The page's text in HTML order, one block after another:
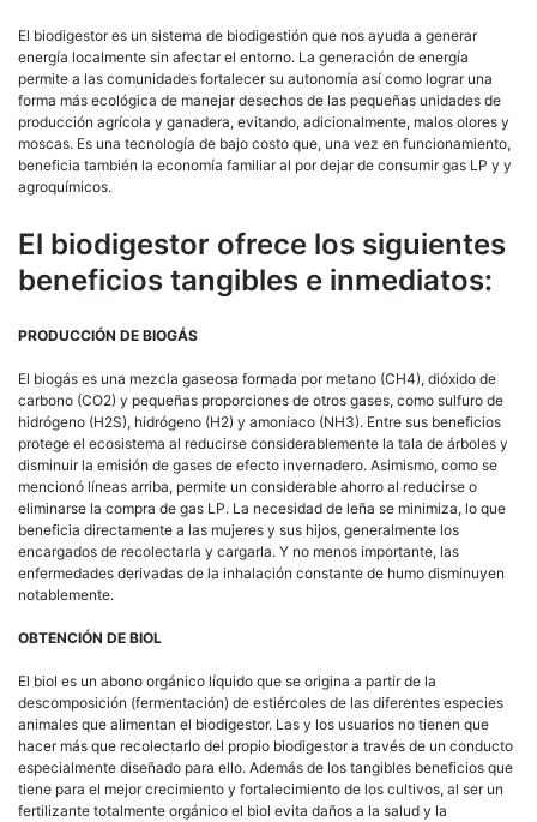
El biodigestor es un sistema de biodigestión que nos ayuda a generar
energía localmente sin afectar el entorno. La generación de energía
permite a las comunidades fortalecer su autonomía así como lograr una
forma más ecológica de manejar desechos de las pequeñas unidades de
producción agrícola y ganadera, evitando, adicionalmente, malos olores y
moscas. Es una tecnología de bajo costo que, una vez en funcionamiento,
beneficia también la economía familiar al por dejar de consumir gas LP y y
agroquímicos.
El biodigestor ofrece los siguientes
beneficios tangibles e inmediatos:
PRODUCCIÓN DE BIOGÁS
El biogás es una mezcla gaseosa formada por metano (CH4), dióxido de
carbono (CO2) y pequeñas proporciones de otros gases, como sulfuro de
hidrógeno (H2S), hidrógeno (H2) y amoniaco (NH3). Entre sus beneficios
protege el ecosistema al reducirse considerablemente la tala de árboles y
disminuir la emisión de gases de efecto invernadero. Asimismo, como se
mencionó líneas arriba, permite un considerable ahorro al reducirse o
eliminarse la compra de gas LP. La necesidad de leña se minimiza, lo que
beneficia directamente a las mujeres y sus hijos, generalmente los
encargados de recolectarla y cargarla. Y no menos importante, las
enfermedades derivadas de la inhalación constante de humo disminuyen
notablemente.
OBTENCIÓN DE BIOL
El biol es un abono orgánico líquido que se origina a partir de la
descomposición (fermentación) de estiércoles de las diferentes especies
animales que alimentan el biodigestor. Las y los usuarios no tienen que
hacer más que recolectarlo del propio biodigestor a través de un conducto
especialmente diseñado para ello. Además de los tangibles beneficios que
tiene para el mejor crecimiento y fortalecimiento de los cultivos, al ser un
fertilizante totalmente orgánico el biol evita daños a la salud y la